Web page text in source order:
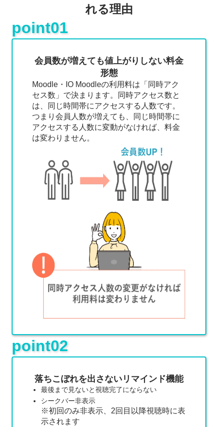
れる理由
point01
会員数が増えても値上がりしない料金
形態
Moodle・IO Moodleの利用料は「同時アク
セス数」で決まります。同時アクセス数と
は、同じ時間帯にアクセスする人数です。
つまり会員人数が増えても、同じ時間帯に
アクセスする人数に変動がなければ、料金
は変わりません。
point02
落ちこぼれを出さないリマインド機能
最後まで見ないと視聴完了にならない
シークバー非表示
※初回のみ非表示、2回目以降視聴時に表
示されます